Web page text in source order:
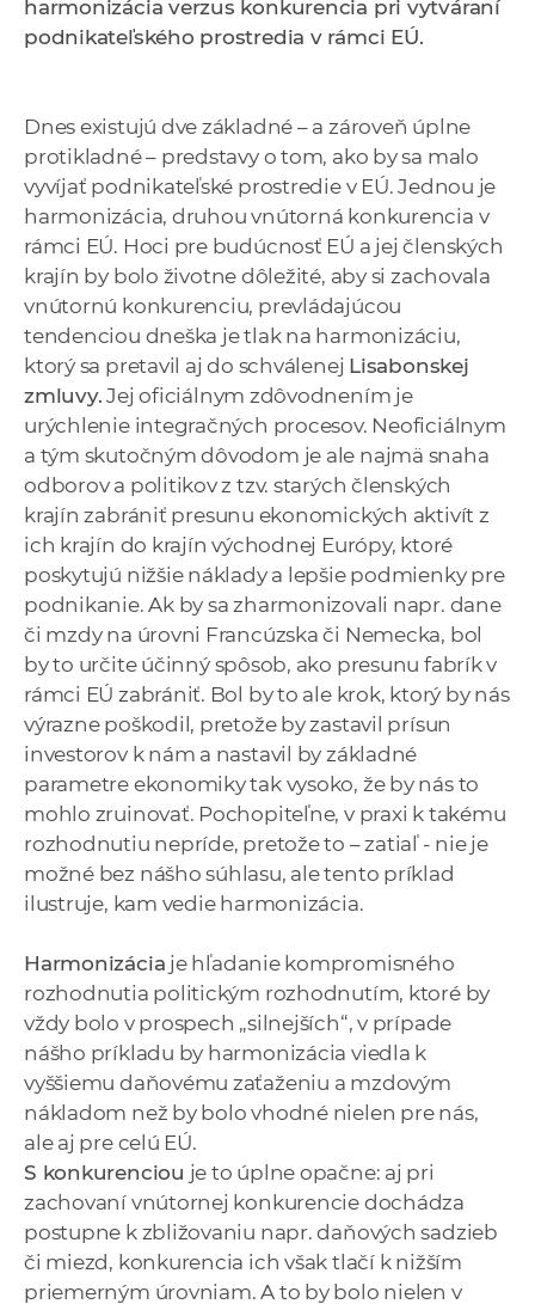
harmonizácia verzus konkurencia pri vytváraní
podnikateľského prostredia v rámci EÚ.
Dnes existujú dve základné – a zároveň úplne
protikladné – predstavy o tom, ako by sa malo
vyvíjať podnikateľské prostredie v EÚ. Jednou je
harmonizácia, druhou vnútorná konkurencia v
rámci EÚ. Hoci pre budúcnosť EÚ a jej členských
krajín by bolo životne dôležité, aby si zachovala
vnútornú konkurenciu, prevládajúcou
tendenciou dneška je tlak na harmonizáciu,
ktorý sa pretavil aj do schválenej Lisabonskej
zmluvy. Jej oficiálnym zdôvodnením je
urýchlenie integračných procesov. Neoficiálnym
a tým skutočným dôvodom je ale najmä snaha
odborov a politikov z tzv. starých členských
krajín zabrániť presunu ekonomických aktivít z
ich krajín do krajín východnej Európy, ktoré
poskytujú nižšie náklady a lepšie podmienky pre
podnikanie. Ak by sa zharmonizovali napr. dane
či mzdy na úrovni Francúzska či Nemecka, bol
by to určite účinný spôsob, ako presunu fabrík v
rámci EÚ zabrániť. Bol by to ale krok, ktorý by nás
výrazne poškodil, pretože by zastavil prísun
investorov k nám a nastavil by základné
parametre ekonomiky tak vysoko, že by nás to
mohlo zruinovať. Pochopiteľne, v praxi k takému
rozhodnutiu nepríde, pretože to – zatiaľ - nie je
možné bez nášho súhlasu, ale tento príklad
ilustruje, kam vedie harmonizácia.
Harmonizácia je hľadanie kompromisného
rozhodnutia politickým rozhodnutím, ktoré by
vždy bolo v prospech „silnejších“, v prípade
nášho príkladu by harmonizácia viedla k
vyššiemu daňovému zaťaženiu a mzdovým
nákladom než by bolo vhodné nielen pre nás,
ale aj pre celú EÚ.
S konkurenciou je to úplne opačne: aj pri
zachovaní vnútornej konkurencie dochádza
postupne k zbližovaniu napr. daňových sadzieb
či miezd, konkurencia ich však tlačí k nižším
priemerným úrovniam. A to by bolo nielen v